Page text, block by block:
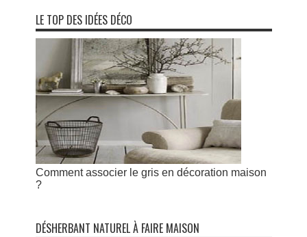
LE TOP DES IDÉES DÉCO
Comment associer le gris en décoration maison
?
DÉSHERBANT NATUREL À FAIRE MAISON